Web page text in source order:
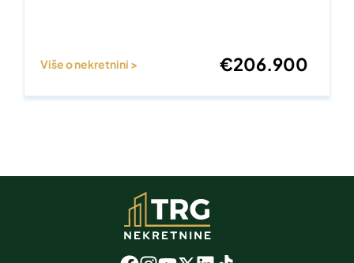
Više o nekretnini > €206.900